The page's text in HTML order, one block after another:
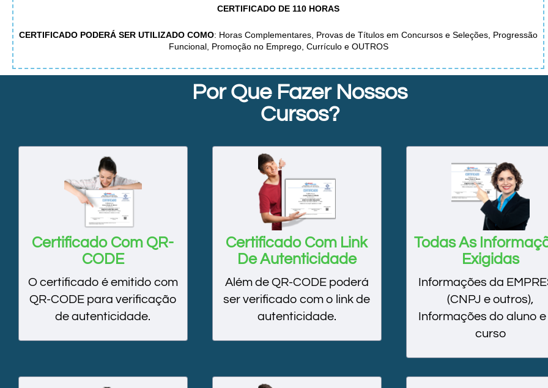
CERTIFICADO DE 110 HORAS
CERTIFICADO PODERÁ SER UTILIZADO COMO: Horas Complementares, Provas de Títulos em Concursos e Seleções, Progressão
Funcional, Promoção no Emprego, Currículo e OUTROS
Por Que Fazer Nossos
Cursos?
Certificado Com QR-
CODE
O certificado é emitido com
QR-CODE para verificação
de autenticidade.
Certificado Com Link
De Autenticidade
Além de QR-CODE poderá
ser verificado com o link de
autenticidade.
Todas As
Exigidas
Informações da
(CNPJ e outros),
Informações do aluno
curso